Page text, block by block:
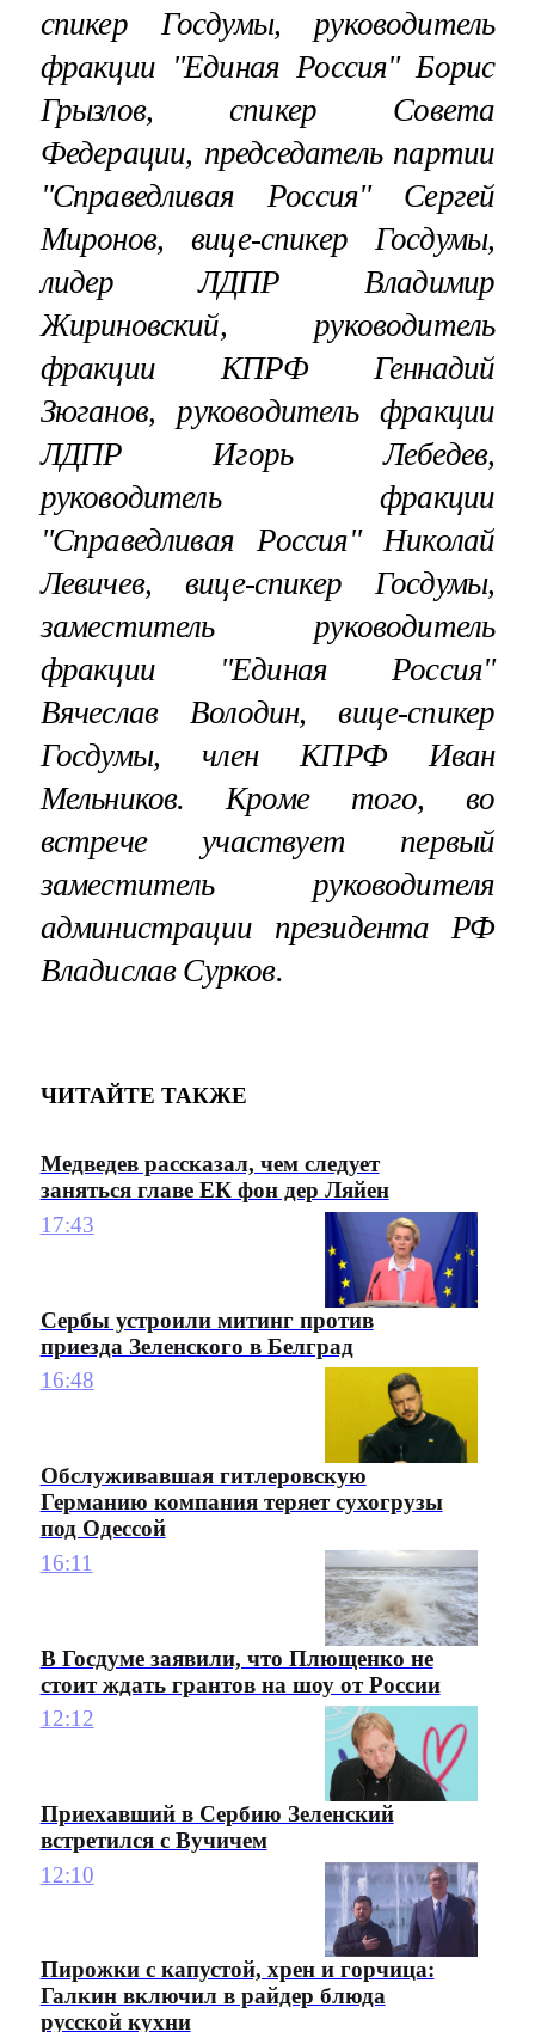
спикер Госдумы, руководитель
фракции "Единая Россия" Борис
Грызлов, спикер Совета
Федерации, председатель партии
"Справедливая Россия" Сергей
Миронов, вице-спикер Госдумы,
лидер ЛДПР Владимир
Жириновский, руководитель
фракции КПРФ Геннадий
Зюганов, руководитель фракции
ЛДПР Игорь Лебедев,
руководитель фракции
"Справедливая Россия" Николай
Левичев, вице-спикер Госдумы,
заместитель руководитель
фракции "Единая Россия"
Вячеслав Володин, вице-спикер
Госдумы, член КПРФ Иван
Мельников. Кроме того, во
встрече участвует первый
заместитель руководителя
администрации президента РФ
Владислав Сурков.
ЧИТАЙТЕ ТАКЖЕ
Медведев рассказал, чем следует
заняться главе ЕК фон дер Ляйен
17:43
Сербы устроили митинг против
приезда Зеленского в Белград
16:48
Обслуживавшая гитлеровскую
Германию компания теряет сухогрузы
под Одессой
16:11
В Госдуме заявили, что Плющенко не
стоит ждать грантов на шоу от России
12:12
Приехавший в Сербию Зеленский
встретился с Вучичем
12:10
Пирожки с капустой, хрен и горчица:
Галкин включил в райдер блюда
русской кухни